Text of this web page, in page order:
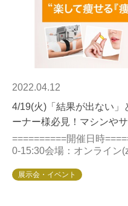
2022.04.12
4/19(火)「結果が出ない」
ーナー様必見！マシンや
せる『痩せ体質』”の作り
==========開催日時
0-15:30会場：オンライン
展示会・イベント